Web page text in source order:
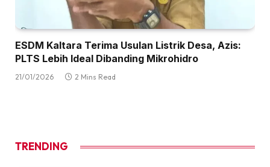
ESDM Kaltara Terima Usulan Listrik Desa, Azis:
PLTS Lebih Ideal Dibanding Mikrohidro
21/01/2026 2 Mins Read
TRENDING